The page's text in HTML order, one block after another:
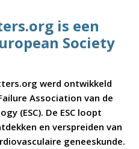
is een
Society
werd ontwikkeld
Association van de
(ESC). De ESC loopt
en verspreiden van
geneeskunde.